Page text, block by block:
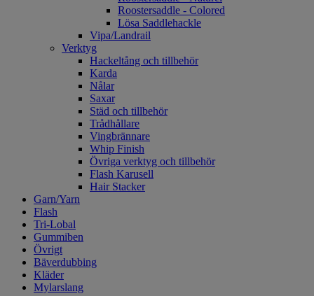
Roostersaddle - Colored
Lösa Saddlehackle
Vipa/Landrail
Verktyg
Hackeltång och tillbehör
Karda
Nålar
Saxar
Städ och tillbehör
Trådhållare
Vingbrännare
Whip Finish
Övriga verktyg och tillbehör
Flash Karusell
Hair Stacker
Garn/Yarn
Flash
Tri-Lobal
Gummiben
Övrigt
Bäverdubbing
Kläder
Mylarslang